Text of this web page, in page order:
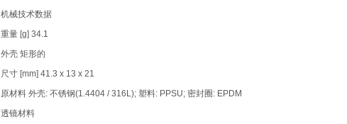
机械技术数据
重量 [g] 34.1
外壳 矩形的
尺寸 [mm] 41.3 x 13 x 21
原材料 外壳: 不锈钢(1.4404 / 316L); 塑料: PPSU; 密封圈: EPDM
透镜材料